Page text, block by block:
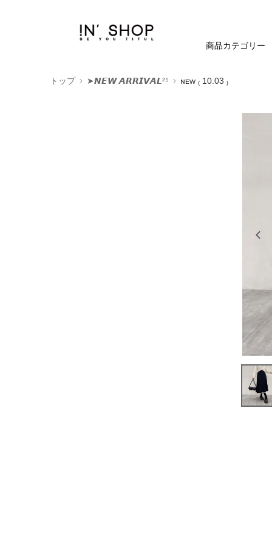
商品カテゴリー
トップ ➤𝙉𝙀𝙒 𝘼𝙍𝙍𝙄𝙑𝘼𝙇²⁵ ɴᴇᴡ ₍ 10.03 ₎